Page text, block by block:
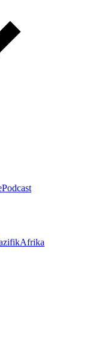
Podcast
Afrika